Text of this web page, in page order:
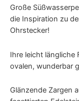
Große
die Inspiration zu
Ohrstecker!
Ihre leicht längliche
ovalen, wunderbar
Glänzende Zargen